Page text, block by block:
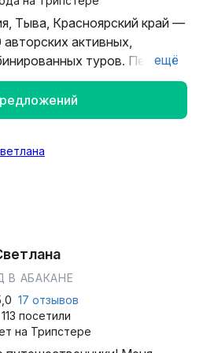
Тыва, Красноярский край —
активных,
туров. Пешком,
на рафтах
приключения с нами
вершины, тайга и пески,
Сибирь? Мы ждём вас!
ещё
В АБАКАНЕ
17 отзывов
113 посетили
на Трипстере